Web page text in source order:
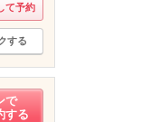
て予約
する
で
する